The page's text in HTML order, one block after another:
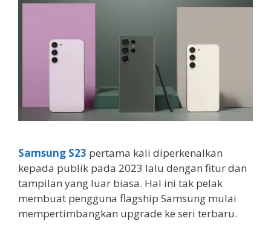
Samsung S23 pertama kali diperkenalkan
kepada publik pada 2023 lalu dengan fitur dan
tampilan yang luar biasa. Hal ini tak pelak
membuat pengguna flagship Samsung mulai
mempertimbangkan upgrade ke seri terbaru.